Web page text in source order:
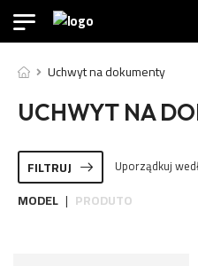
Uchwyt na dokumenty
UCHWYT NA
FILTRUJ Uporządkuj
MODEL | PRODUTO